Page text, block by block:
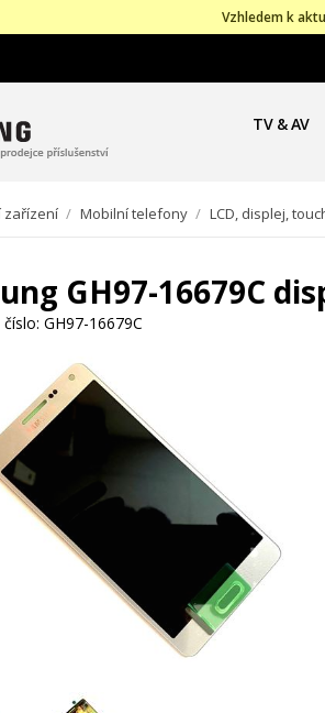
Vzhledem k
TV & AV
zařízení / Mobilní telefony / LCD, displej,
GH97-16679C
GH97-16679C